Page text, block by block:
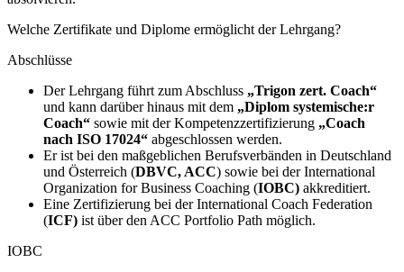
Welche Zertifikate und Diplome ermöglicht der Lehrgang?
Abschlüsse
Der Lehrgang führt zum Abschluss „Trigon zert. Coach“
und kann darüber hinaus mit dem „Diplom systemische:r
Coach“ sowie mit der Kompetenzzertifizierung „Coach
nach ISO 17024“ abgeschlossen werden.
Er ist bei den maßgeblichen Berufsverbänden in Deutschland
und Österreich (DBVC, ACC) sowie bei der International
Organization for Business Coaching (IOBC) akkreditiert.
Eine Zertifizierung bei der International Coach Federation
(ICF) ist über den ACC Portfolio Path möglich.
IOBC